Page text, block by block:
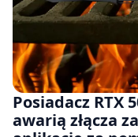
Posiadacz RTX
awarią złącza